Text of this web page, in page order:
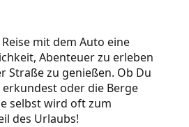
mit dem Auto eine
Abenteuer zu erleben
Straße zu genießen. Ob Du
oder die Berge
selbst wird oft zum
des Urlaubs!